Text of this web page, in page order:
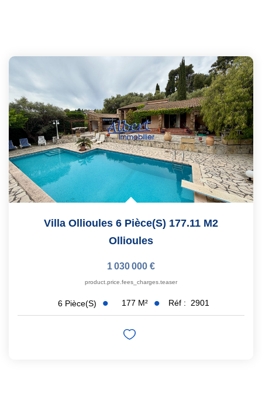
Villa Ollioules 6 Pièce(s) 177.11 M2
Ollioules
1 030 000 €
product.price.fees_charges.teaser
6 Pièce(s) 177 M² Réf : 2901